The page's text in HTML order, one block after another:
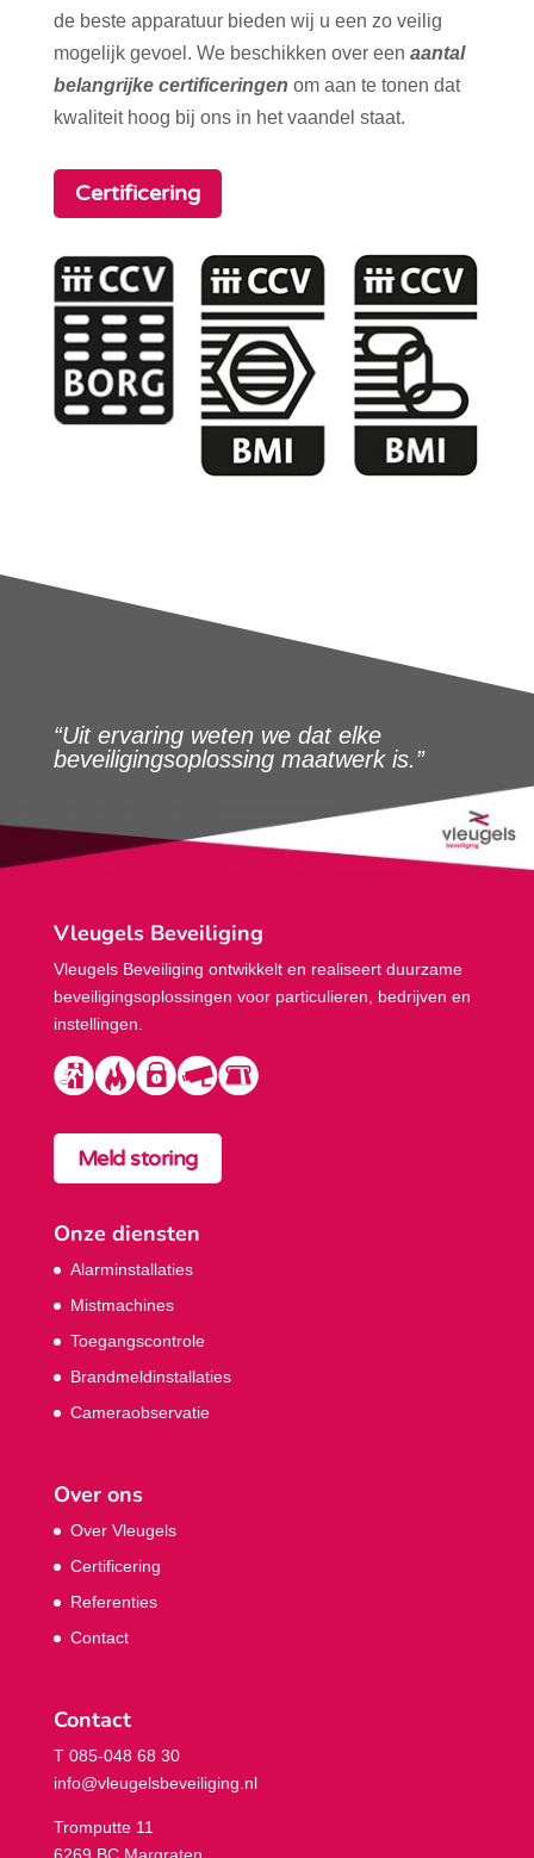
de beste apparatuur bieden wij u een zo veilig
mogelijk gevoel. We beschikken over een aantal
belangrijke certificeringen om aan te tonen dat
kwaliteit hoog bij ons in het vaandel staat.
Certificering
“Uit ervaring weten we dat elke
beveiligingsoplossing maatwerk is.”
Vleugels Beveiliging
Vleugels Beveiliging ontwikkelt en realiseert duurzame
beveiligings­oplossingen voor particulieren, bedrijven en
instellingen.
Meld storing
Onze diensten
Alarminstallaties
Mistmachines
Toegangscontrole
Brandmeldinstallaties
Cameraobservatie
Over ons
Over Vleugels
Certificering
Referenties
Contact
Contact
T 085-048 68 30
info@vleugelsbeveiliging.nl
Tromputte 11